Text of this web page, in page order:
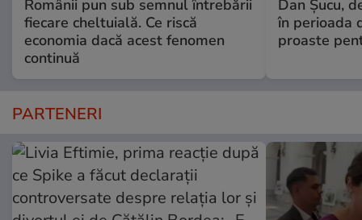
Românii pun sub semnul întrebării
fiecare cheltuială. Ce riscă
economia dacă acest fenomen
continuă
Dan Şucu,
în perioada
proaste
PARTENERI